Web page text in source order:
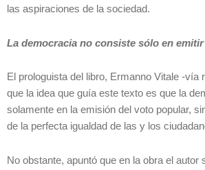
las aspiraciones de la sociedad.
La democracia no consiste sólo en
El prologuista del libro, Ermanno Vitale -vía
que la idea que guía este texto es que la
solamente en la emisión del voto popular,
de la perfecta igualdad de las y los
No obstante, apuntó que en la obra el autor